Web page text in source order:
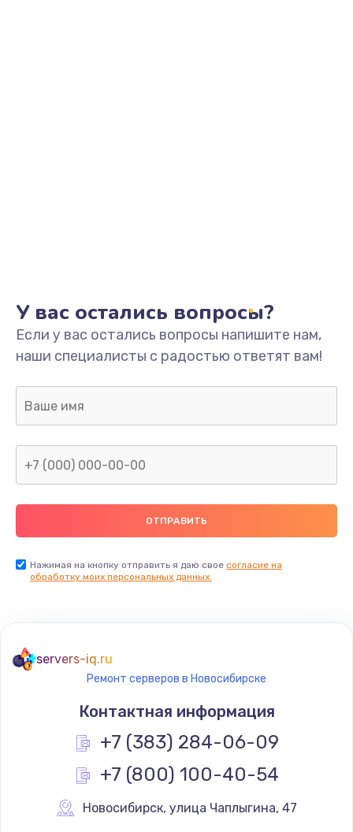
У вас остались вопросы?
Если у вас остались вопросы напишите нам,
наши специалисты с радостью ответят вам!
Нажимая на кнопку отправить я даю свое согласие на
обработку моих персональных данных.
servers-iq.ru
Ремонт серверов в Новосибирске
Контактная информация
+7 (383) 284-06-09
+7 (800) 100-40-54
Новосибирск, улица Чаплыгина, 47